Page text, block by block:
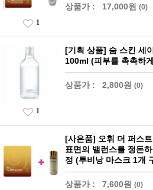
상품가 : 17,000원 (0)
1
[기획 상품] 숨 스킨 세
100ml (피부를 촉촉하
상품가 : 2,800원 (0)
1
[사은품] 오휘 더 퍼스
표면의 밸런스를 정돈
정 (투비낭 마스크 1개
상품가 : 7,600원 (0)